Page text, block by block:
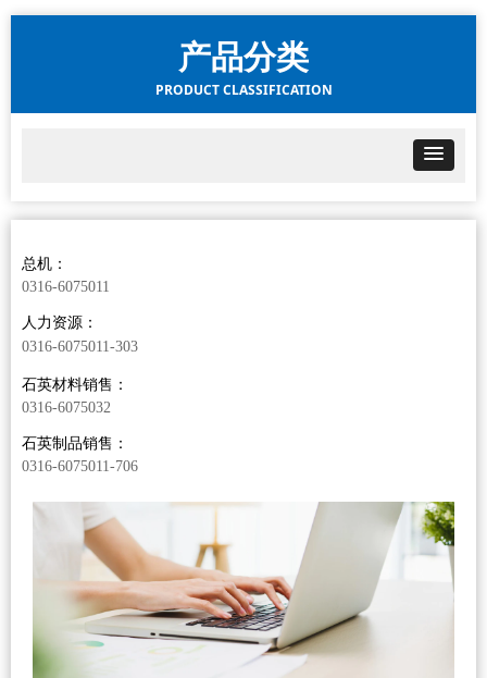
产品分类
PRODUCT CLASSIFICATION
总机：
0316-6075011
人力资源：
0316-6075011-303
石英材料销售：
0316-6075032
石英制品销售：
0316-6075011-706